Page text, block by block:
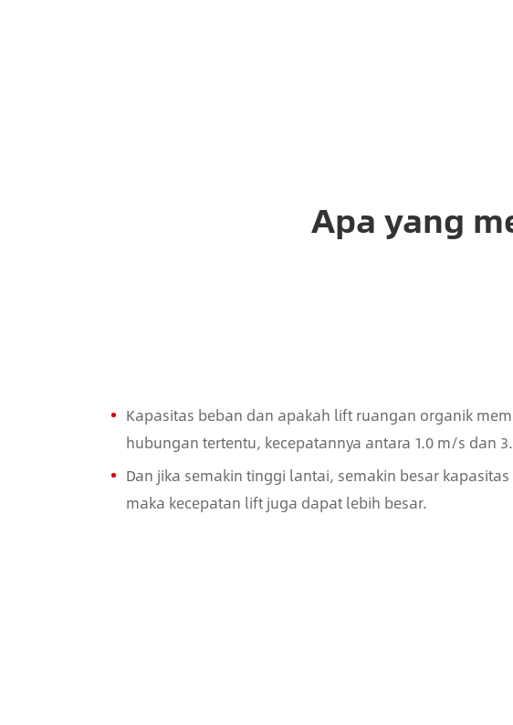
Apa yang
Kapasitas beban dan apakah lift ruangan organik
hubungan tertentu, kecepatannya antara 1.0 m/s dan
Dan jika semakin tinggi lantai, semakin besar
maka kecepatan lift juga dapat lebih besar.